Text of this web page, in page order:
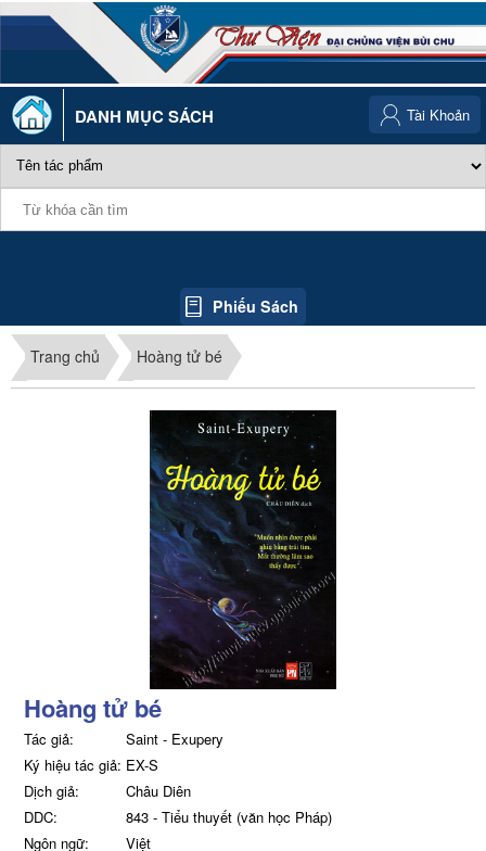
DANH MỤC SÁCH
Phiếu Sách
Tài Khoản
Trang chủ Hoàng tử bé
Hoàng tử bé
Tác giả:
Saint - Exupery
Ký hiệu tác giả: EX-S
Dịch giả:
Châu Diên
DDC:
843 - Tiểu thuyết (văn học Pháp)
Ngôn ngữ:
Việt